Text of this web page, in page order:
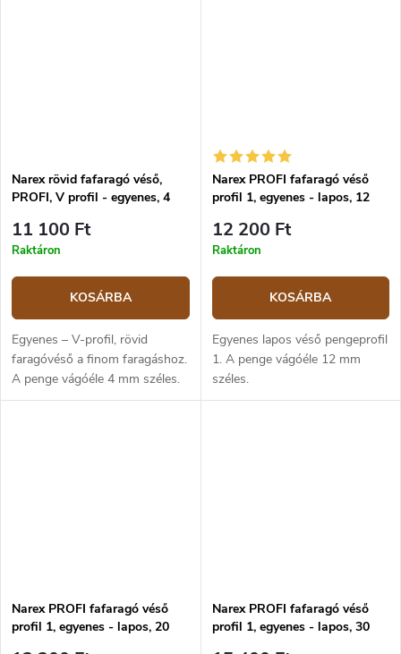
Narex rövid fafaragó véső,
PROFI, V profil - egyenes, 4
11 100 Ft
Raktáron
KOSÁRBA
Egyenes – V-profil, rövid
faragóvéső a finom faragáshoz.
A penge vágóéle 4 mm széles.
Narex PROFI fafaragó véső
profil 1, egyenes - lapos, 12
12 200 Ft
Raktáron
KOSÁRBA
Egyenes lapos véső pengeprofil
1. A penge vágóéle 12 mm
széles.
Narex PROFI fafaragó véső
profil 1, egyenes - lapos, 20
Narex PROFI fafaragó véső
profil 1, egyenes - lapos, 30